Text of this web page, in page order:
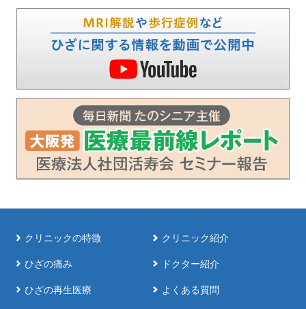
クリニックの特徴
ひざの痛み
ひざの再生医療
クリニック紹介
ドクター紹介
よくある質問